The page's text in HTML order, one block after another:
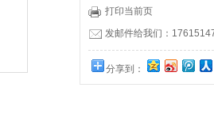
打印当前页
发邮件给我们：
分享到：